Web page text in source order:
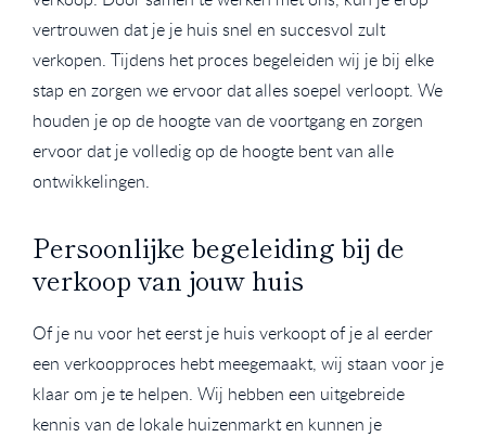
vertrouwen dat je je huis snel en succesvol zult
verkopen. Tijdens het proces begeleiden wij je bij elke
stap en zorgen we ervoor dat alles soepel verloopt. We
houden je op de hoogte van de voortgang en zorgen
ervoor dat je volledig op de hoogte bent van alle
ontwikkelingen.
Persoonlijke begeleiding bij de
verkoop van jouw huis
Of je nu voor het eerst je huis verkoopt of je al eerder
een verkoopproces hebt meegemaakt, wij staan voor je
klaar om je te helpen. Wij hebben een uitgebreide
kennis van de lokale huizenmarkt en kunnen je